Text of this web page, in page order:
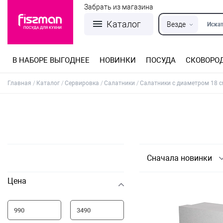
Каталог Везде
Забрать из магазина
В НАБОРЕ ВЫГОДНЕЕ НОВИНКИ ПОСУДА
Главная Каталог Сервировка Салатники Салатники с диаметром 18
Цена
Сначала новинки